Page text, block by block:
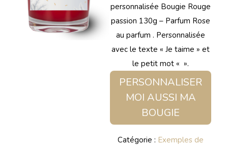
PANIER
personnalisée Bougie Rouge
passion 130g – Parfum Rose
au parfum . Personnalisée
avec le texte « Je taime » et
le petit mot « ».
PERSONNALISER
MOI AUSSI MA
BOUGIE
Catégorie : Exemples de